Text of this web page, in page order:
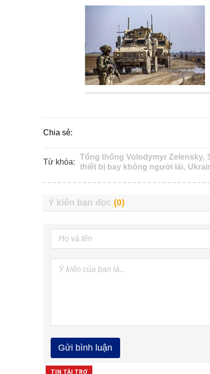
Chia sẻ:
Từ khóa:
Tổng thống Volodymyr Zelensky,
thiết bị bay không người lái,